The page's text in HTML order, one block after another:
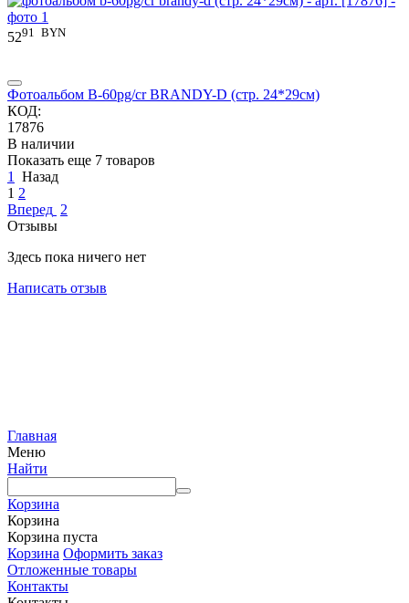
5291 BYN
Фотоальбом B-60pg/cr BRANDY-D (стр. 24*29см)
КОД:
17876
В наличии
Показать еще 7 товаров
1 Назад
1 2
Вперед 2
Отзывы
Здесь пока ничего нет
Написать отзыв
Главная
Меню
Найти
Корзина
Корзина
Корзина пуста
Корзина Оформить заказ
Отложенные товары
Контакты